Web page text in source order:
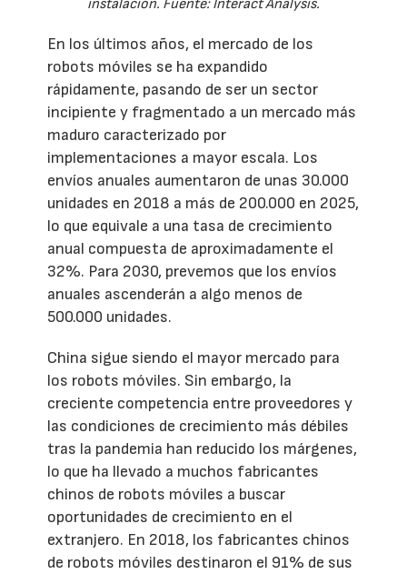
instalación. Fuente: Interact Analysis.
En los últimos años, el mercado de los
robots móviles se ha expandido
rápidamente, pasando de ser un sector
incipiente y fragmentado a un mercado más
maduro caracterizado por
implementaciones a mayor escala. Los
envíos anuales aumentaron de unas 30.000
unidades en 2018 a más de 200.000 en 2025,
lo que equivale a una tasa de crecimiento
anual compuesta de aproximadamente el
32%. Para 2030, prevemos que los envíos
anuales ascenderán a algo menos de
500.000 unidades.
China sigue siendo el mayor mercado para
los robots móviles. Sin embargo, la
creciente competencia entre proveedores y
las condiciones de crecimiento más débiles
tras la pandemia han reducido los márgenes,
lo que ha llevado a muchos fabricantes
chinos de robots móviles a buscar
oportunidades de crecimiento en el
extranjero. En 2018, los fabricantes chinos
de robots móviles destinaron el 91% de sus